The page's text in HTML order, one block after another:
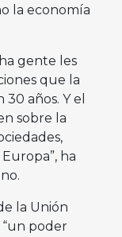
la economía
gente les
que la
años. Y el
sobre la
ha
la Unión
“un poder